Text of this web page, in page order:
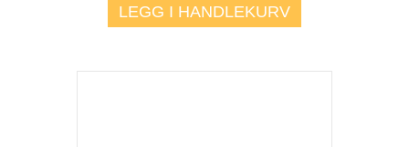
LEGG I HANDLEKURV